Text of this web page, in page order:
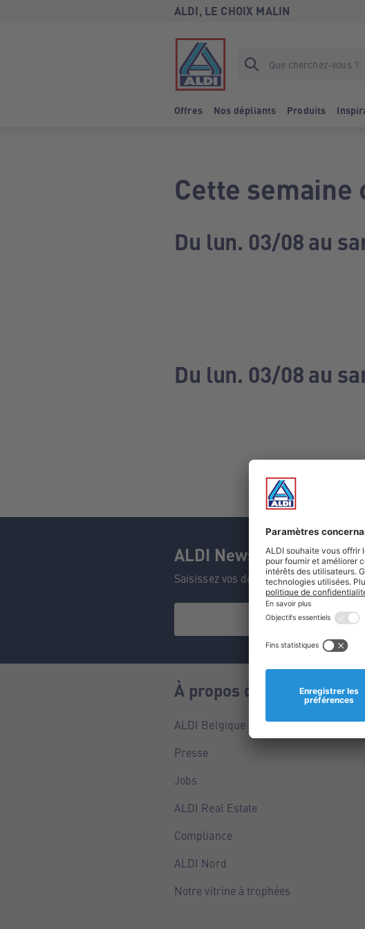
ALDI, LE CHOIX MALIN
Offres Nos dépliants Produits
Cette semaine
Du lun. 03/08 au
Du lun. 03/08 au
ALDI Newsletter
Saisissez vos données et ne manquez
À propos de nous
ALDI Belgique
Presse
Jobs
ALDI Real Estate
Compliance
ALDI Nord
Notre vitrine à trophées